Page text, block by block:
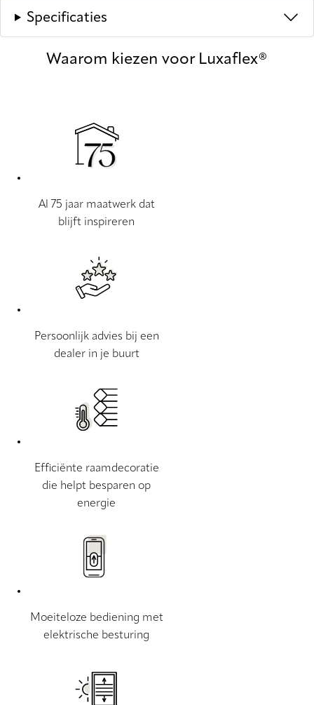
Specificaties
Waarom kiezen voor Luxaflex®
Al 75 jaar maatwerk dat
blijft inspireren
Persoonlijk advies bij een
dealer in je buurt
Efficiënte raamdecoratie
die helpt besparen op
energie
Moeiteloze bediening met
elektrische besturing